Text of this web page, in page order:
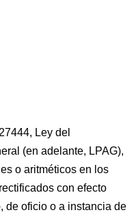
Ley del
(en adelante, LPAG),
o aritméticos en los
con efecto
de oficio o a instancia de